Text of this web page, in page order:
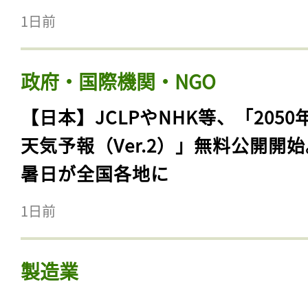
1日前
政府・国際機関・NGO
【日本】JCLPやNHK等、「2050
天気予報（Ver.2）」無料公開開
暑日が全国各地に
1日前
製造業